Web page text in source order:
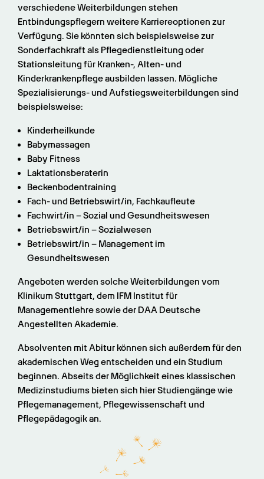
verschiedene Weiterbildungen stehen
Entbindungspflegern weitere Karriereoptionen zur
Verfügung. Sie könnten sich beispielsweise zur
Sonderfachkraft als Pflegedienstleitung oder
Stationsleitung für Kranken-, Alten- und
Kinderkrankenpflege ausbilden lassen. Mögliche
Spezialisierungs- und Aufstiegsweiterbildungen sind
beispielsweise:
Kinderheilkunde
Babymassagen
Baby Fitness
Laktationsberaterin
Beckenbodentraining
Fach- und Betriebswirt/in, Fachkaufleute
Fachwirt/in – Sozial und Gesundheitswesen
Betriebswirt/in – Sozialwesen
Betriebswirt/in – Management im
Gesundheitswesen
Angeboten werden solche Weiterbildungen vom
Klinikum Stuttgart, dem IFM Institut für
Managementlehre sowie der DAA Deutsche
Angestellten Akademie.
Absolventen mit Abitur können sich außerdem für den
akademischen Weg entscheiden und ein Studium
beginnen. Abseits der Möglichkeit eines klassischen
Medizinstudiums bieten sich hier Studiengänge wie
Pflegemanagement, Pflegewissenschaft und
Pflegepädagogik an.